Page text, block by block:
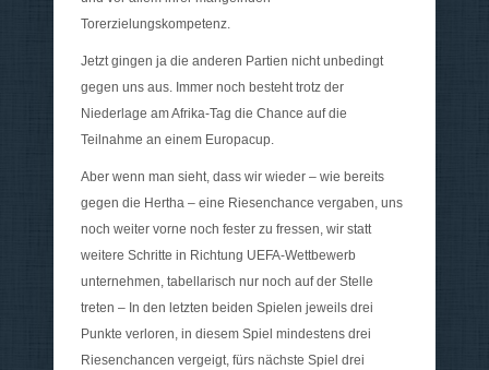
Torerzielungskompetenz.
Jetzt gingen ja die anderen Partien nicht unbedingt
gegen uns aus. Immer noch besteht trotz der
Niederlage am Afrika-Tag die Chance auf die
Teilnahme an einem Europacup.
Aber wenn man sieht, dass wir wieder – wie bereits
gegen die Hertha – eine Riesenchance vergaben, uns
noch weiter vorne noch fester zu fressen, wir statt
weitere Schritte in Richtung UEFA-Wettbewerb
unternehmen, tabellarisch nur noch auf der Stelle
treten – In den letzten beiden Spielen jeweils drei
Punkte verloren, in diesem Spiel mindestens drei
Riesenchancen vergeigt, fürs nächste Spiel drei